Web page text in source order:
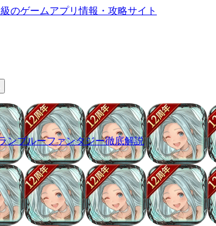
ンブルーファンタジー徹底解説